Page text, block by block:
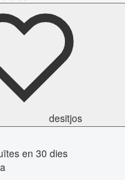
desitjos
en 30 dies